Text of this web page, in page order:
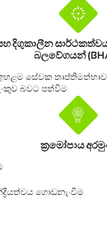
දිගුකාලීන
බලවේගයන්
ඉහළම සේවක
බවට පත්වීම
ක‍්‍රමෝපාය
ගොඩනැංවීම